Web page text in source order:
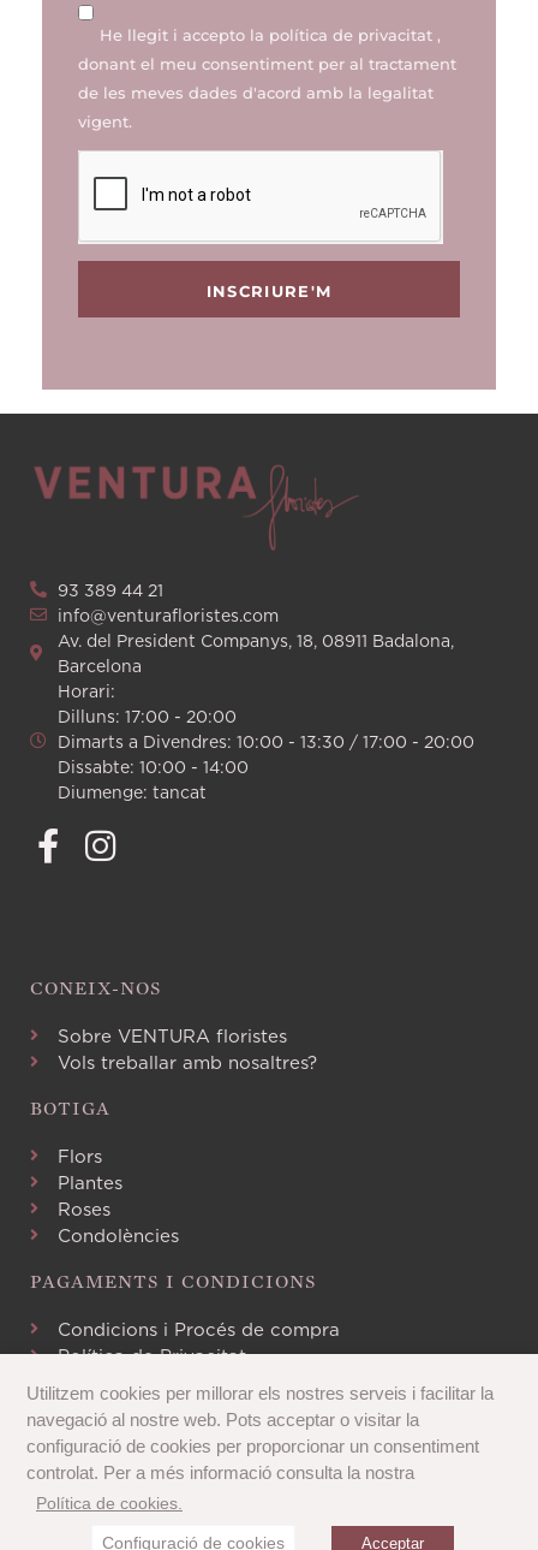
He llegit i accepto la política de privacitat ,
donant el meu consentiment per al tractament
de les meves dades d'acord amb la legalitat
vigent.
INSCRIURE'M
93 389 44 21
info@venturafloristes.com
Av. del President Companys, 18, 08911 Badalona,
Barcelona
Horari:
Dilluns: 17:00 - 20:00
Dimarts a Divendres: 10:00 - 13:30 / 17:00 - 20:00
Dissabte: 10:00 - 14:00
Diumenge: tancat
CONEIX-NOS
Sobre VENTURA floristes
Vols treballar amb nosaltres?
BOTIGA
Flors
Plantes
Roses
Condolències
PAGAMENTS I CONDICIONS
Condicions i Procés de compra
Política de Privacitat
Política de Cookies
Copyright 2020 © Tots els drets reservats
Utilitzem cookies per millorar els nostres serveis i facilitar la
navegació al nostre web. Pots acceptar o visitar la
configuració de cookies per proporcionar un consentiment
controlat. Per a més informació consulta la nostra
Política de cookies.
Configuració de cookies Acceptar